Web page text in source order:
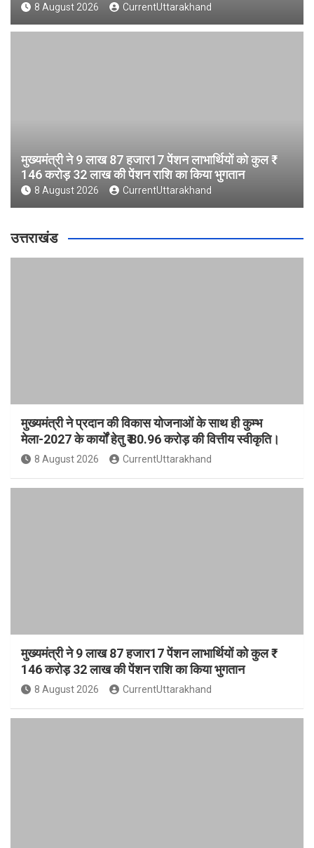
8 August 2026 CurrentUttarakhand
मुख्यमंत्री ने 9 लाख 87 हजार17 पेंशन लाभार्थियों को कुल ₹
146 करोड़ 32 लाख की पेंशन राशि का किया भुगतान
8 August 2026 CurrentUttarakhand
उत्तराखंड
मुख्यमंत्री ने प्रदान की विकास योजनाओं के साथ ही कुम्भ
मेला-2027 के कार्यों हेतु ₹ 80.96 करोड़ की वित्तीय स्वीकृति।
8 August 2026 CurrentUttarakhand
मुख्यमंत्री ने 9 लाख 87 हजार17 पेंशन लाभार्थियों को कुल ₹
146 करोड़ 32 लाख की पेंशन राशि का किया भुगतान
8 August 2026 CurrentUttarakhand